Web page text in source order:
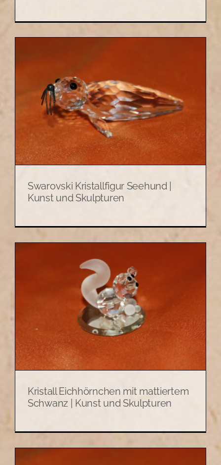
Swarovski Kristallfigur Seehund |
Kunst und Skulpturen
Kristall Eichhörnchen mit mattiertem
Schwanz | Kunst und Skulpturen